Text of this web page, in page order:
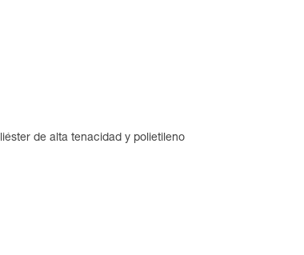
de alta tenacidad y polietileno